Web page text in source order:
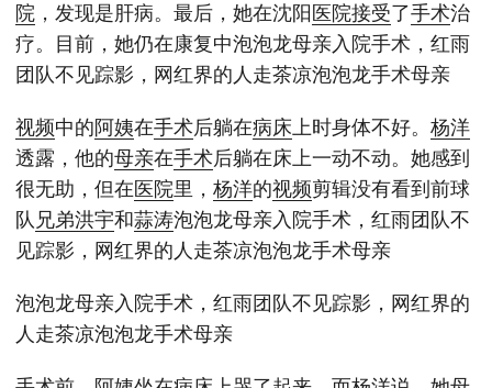
院 ，发现是肝病。最后，她在沈阳医院接受了手术治
疗。目前，她仍在康复中泡泡龙母亲入院手术，红雨
团队不见踪影，网红界的人走茶凉泡泡龙手术母亲
视频中的阿姨在手术后躺在病床上时身体不好。 杨洋
透露，他的母亲在手术后躺在床上一动不动。她感到
很无助，但在医院里， 杨洋的视频剪辑没有看到前球
队 兄弟洪宇和蒜涛泡泡龙母亲入院手术，红雨团队不
见踪影，网红界的人走茶凉泡泡龙手术母亲
泡泡龙母亲入院手术，红雨团队不见踪影，网红界的
人走茶凉泡泡龙手术母亲